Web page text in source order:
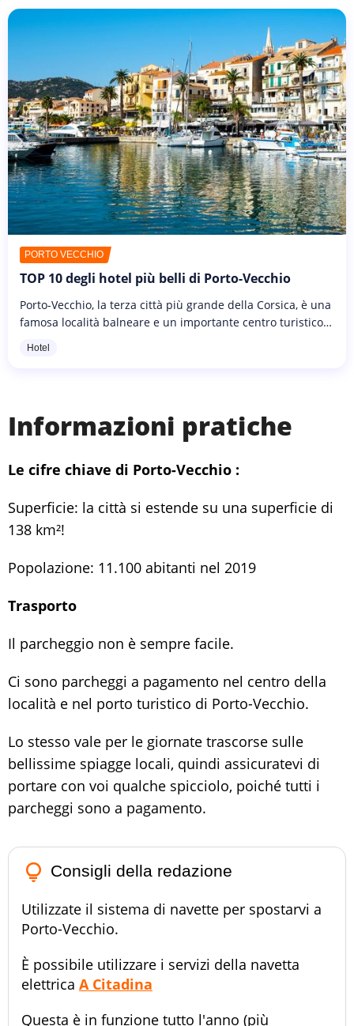
PORTO VECCHIO
TOP 10 degli hotel più belli di Porto-Vecchio
Porto-Vecchio, la terza città più grande della Corsica, è una
famosa località balneare e un importante centro turistico.
Hotel
Informazioni pratiche
Le cifre chiave di Porto-Vecchio :
Superficie: la città si estende su una superficie di
138 km²!
Popolazione: 11.100 abitanti nel 2019
Trasporto
Il parcheggio non è sempre facile.
Ci sono parcheggi a pagamento nel centro della
località e nel porto turistico di Porto-Vecchio.
Lo stesso vale per le giornate trascorse sulle
bellissime spiagge locali, quindi assicuratevi di
portare con voi qualche spicciolo, poiché tutti i
parcheggi sono a pagamento.
lightbulb_outline Consigli della redazione
Utilizzate il sistema di navette per spostarvi a
Porto-Vecchio.
È possibile utilizzare i servizi della navetta
elettrica A Citadina
Questa è in funzione tutto l'anno (più